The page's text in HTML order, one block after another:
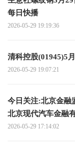
每日快播
2026-05-29 19:19:36
清科控股(01945)5
2026-05-29 19:07:21
今日关注:北京金融
北京现代汽车金融
2026-05-29 17:14:02